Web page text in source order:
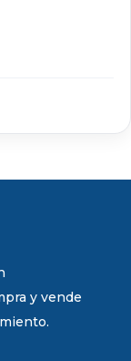
y vende